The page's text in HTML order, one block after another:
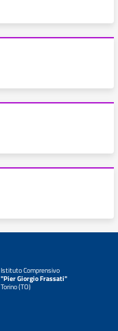
Istituto Comprensivo
"Pier Giorgio Frassati"
Torino (TO)